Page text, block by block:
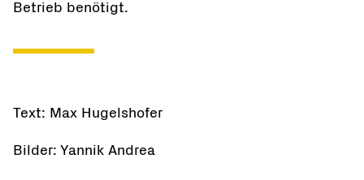
Betrieb benötigt.
Text: Max Hugelshofer
Bilder: Yannik Andrea